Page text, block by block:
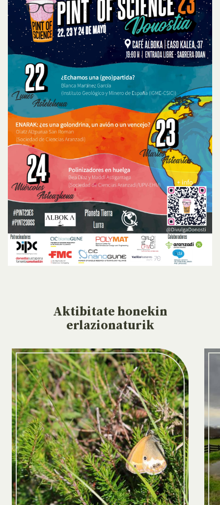
Aktibitate honekin
erlazionaturik